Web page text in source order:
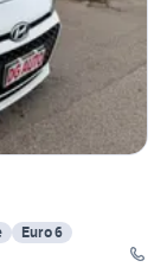
Euro 6